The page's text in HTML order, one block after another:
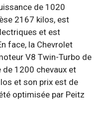
de 1020
2167 kilos, est
et est
face, la Chevrolet
V8 Twin-Turbo de
de 1200 chevaux et
et son prix est de
optimisée par Peitz